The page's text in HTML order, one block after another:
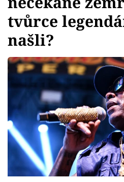
Témata
Showbyznys
Youtubeři
Virály
Sex a vztahy
Videa
Sledujte prima+
tvůrce
našli?